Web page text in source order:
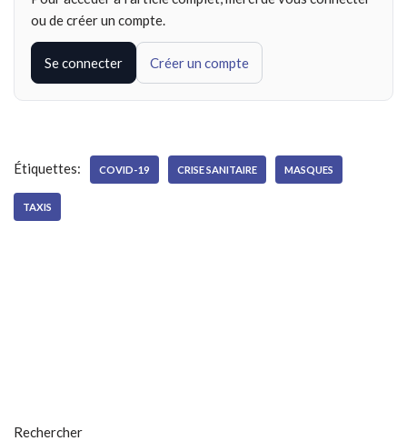
ou de créer un compte.
Se connecter Créer un compte
Étiquettes: COVID-19 CRISE SANITAIRE MASQUES
TAXIS
Rechercher